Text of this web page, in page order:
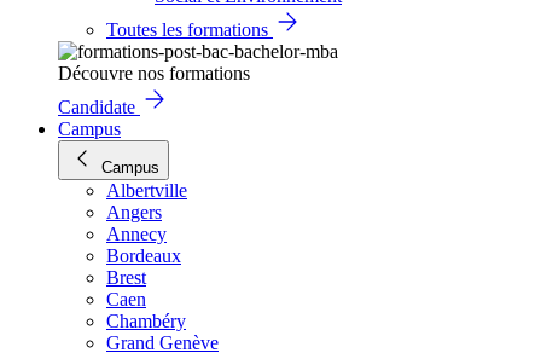
Toutes les formations
Découvre nos formations
Candidate
Campus
Campus
Albertville
Angers
Annecy
Bordeaux
Brest
Caen
Chambéry
Grand Genève